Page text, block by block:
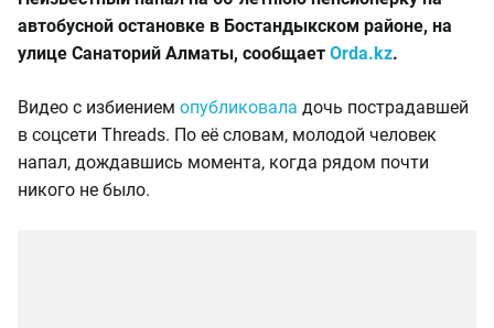
автобусной остановке в Бостандыкском районе, на
улице Санаторий Алматы, сообщает Orda.kz.
Видео с избиением опубликовала дочь пострадавшей
в соцсети Threads. По её словам, молодой человек
напал, дождавшись момента, когда рядом почти
никого не было.